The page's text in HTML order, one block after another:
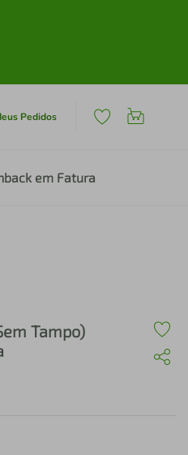
Pedidos
em Fatura
Tampo)